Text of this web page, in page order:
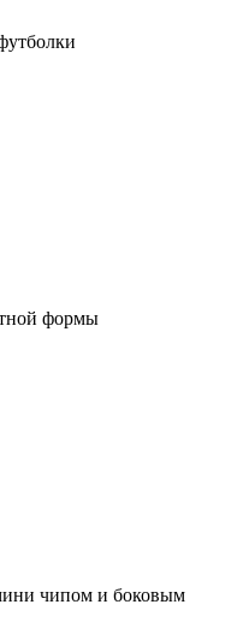
формы
чипом и боковым